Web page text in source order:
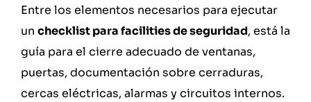
Entre los elementos necesarios para ejecutar
un checklist para facilities de seguridad, está la
guía para el cierre adecuado de ventanas,
puertas, documentación sobre cerraduras,
cercas eléctricas, alarmas y circuitos internos.